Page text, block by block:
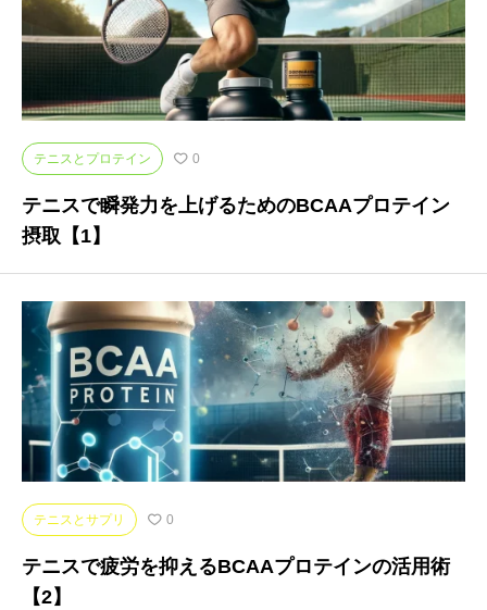
テニスとプロテイン 0
テニスで瞬発力を上げるためのBCAAプロテイン
摂取【1】
テニスとサプリ 0
テニスで疲労を抑えるBCAAプロテインの活用術
【2】